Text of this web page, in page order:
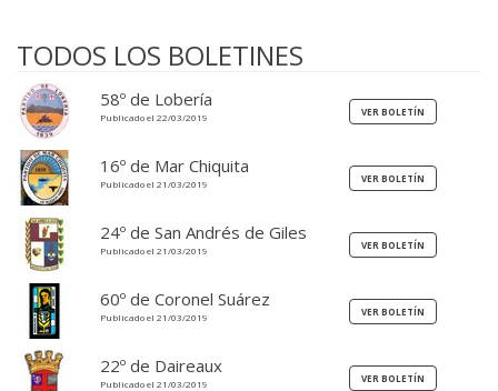
TODOS LOS BOLETINES
58º de Lobería
Publicado el 22/03/2019
16º de Mar Chiquita
Publicado el 21/03/2019
24º de San Andrés de Giles
Publicado el 21/03/2019
60º de Coronel Suárez
Publicado el 21/03/2019
22º de Daireaux
Publicado el 21/03/2019